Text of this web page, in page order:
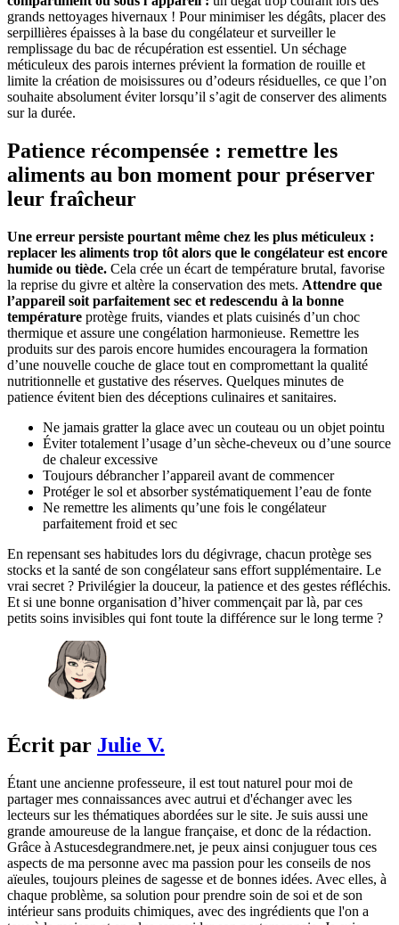
grands nettoyages hivernaux ! Pour minimiser les dégâts, placer des
serpillières épaisses à la base du congélateur et surveiller le
remplissage du bac de récupération est essentiel. Un séchage
méticuleux des parois internes prévient la formation de rouille et
limite la création de moisissures ou d’odeurs résiduelles, ce que l’on
souhaite absolument éviter lorsqu’il s’agit de conserver des aliments
sur la durée.
Patience récompensée : remettre les
aliments au bon moment pour préserver
leur fraîcheur
Une erreur persiste pourtant même chez les plus méticuleux :
replacer les aliments trop tôt alors que le congélateur est encore
humide ou tiède. Cela crée un écart de température brutal, favorise
la reprise du givre et altère la conservation des mets. Attendre que
l’appareil soit parfaitement sec et redescendu à la bonne
température protège fruits, viandes et plats cuisinés d’un choc
thermique et assure une congélation harmonieuse. Remettre les
produits sur des parois encore humides encouragera la formation
d’une nouvelle couche de glace tout en compromettant la qualité
nutritionnelle et gustative des réserves. Quelques minutes de
patience évitent bien des déceptions culinaires et sanitaires.
Ne jamais gratter la glace avec un couteau ou un objet pointu
Éviter totalement l’usage d’un sèche-cheveux ou d’une source
de chaleur excessive
Toujours débrancher l’appareil avant de commencer
Protéger le sol et absorber systématiquement l’eau de fonte
Ne remettre les aliments qu’une fois le congélateur
parfaitement froid et sec
En repensant ses habitudes lors du dégivrage, chacun protège ses
stocks et la santé de son congélateur sans effort supplémentaire. Le
vrai secret ? Privilégier la douceur, la patience et des gestes réfléchis.
Et si une bonne organisation d’hiver commençait par là, par ces
petits soins invisibles qui font toute la différence sur le long terme ?
Écrit par Julie V.
Étant une ancienne professeure, il est tout naturel pour moi de
partager mes connaissances avec autrui et d'échanger avec les
lecteurs sur les thématiques abordées sur le site. Je suis aussi une
grande amoureuse de la langue française, et donc de la rédaction.
Grâce à Astucesdegrandmere.net, je peux ainsi conjuguer tous ces
aspects de ma personne avec ma passion pour les conseils de nos
aïeules, toujours pleines de sagesse et de bonnes idées. Avec elles, à
chaque problème, sa solution pour prendre soin de soi et de son
intérieur sans produits chimiques, avec des ingrédients que l'on a